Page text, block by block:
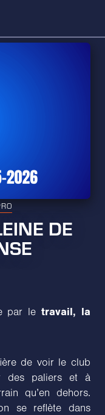
DE
par le travail, la
de voir le club
des paliers et à
qu’en dehors.
se reflète dans